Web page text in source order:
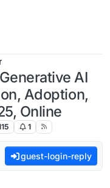
AI
Adoption,
Online
1
guest-login-reply